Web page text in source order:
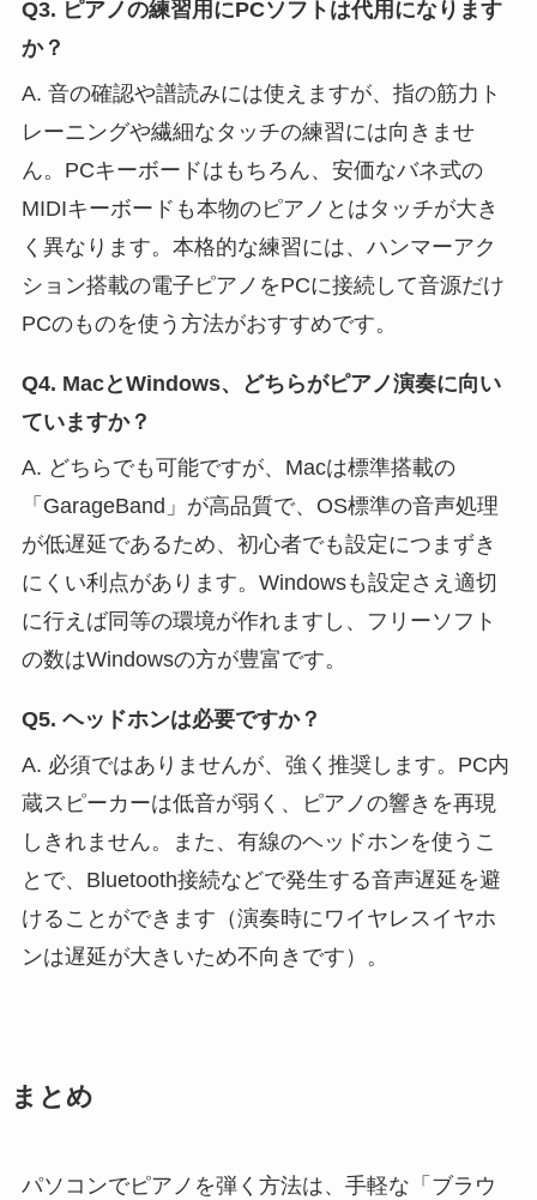
Q3. ピアノの練習用にPCソフトは代用になります
か？
A. 音の確認や譜読みには使えますが、指の筋力ト
レーニングや繊細なタッチの練習には向きませ
ん。PCキーボードはもちろん、安価なバネ式の
MIDIキーボードも本物のピアノとはタッチが大き
く異なります。本格的な練習には、ハンマーアク
ション搭載の電子ピアノをPCに接続して音源だけ
PCのものを使う方法がおすすめです。
Q4. MacとWindows、どちらがピアノ演奏に向い
ていますか？
A. どちらでも可能ですが、Macは標準搭載の
「GarageBand」が高品質で、OS標準の音声処理
が低遅延であるため、初心者でも設定につまずき
にくい利点があります。Windowsも設定さえ適切
に行えば同等の環境が作れますし、フリーソフト
の数はWindowsの方が豊富です。
Q5. ヘッドホンは必要ですか？
A. 必須ではありませんが、強く推奨します。PC内
蔵スピーカーは低音が弱く、ピアノの響きを再現
しきれません。また、有線のヘッドホンを使うこ
とで、Bluetooth接続などで発生する音声遅延を避
けることができます（演奏時にワイヤレスイヤホ
ンは遅延が大きいため不向きです）。
まとめ
パソコンでピアノを弾く方法は、手軽な「ブラウ